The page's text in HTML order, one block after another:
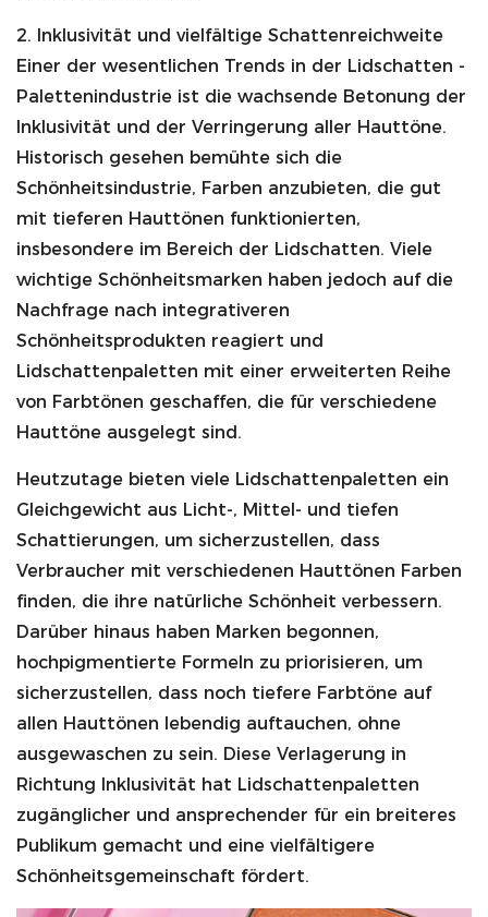
2. Inklusivität und vielfältige Schattenreichweite
Einer der wesentlichen Trends in der Lidschatten -
Palettenindustrie ist die wachsende Betonung der
Inklusivität und der Verringerung aller Hauttöne.
Historisch gesehen bemühte sich die
Schönheitsindustrie, Farben anzubieten, die gut
mit tieferen Hauttönen funktionierten,
insbesondere im Bereich der Lidschatten. Viele
wichtige Schönheitsmarken haben jedoch auf die
Nachfrage nach integrativeren
Schönheitsprodukten reagiert und
Lidschattenpaletten mit einer erweiterten Reihe
von Farbtönen geschaffen, die für verschiedene
Hauttöne ausgelegt sind.
Heutzutage bieten viele Lidschattenpaletten ein
Gleichgewicht aus Licht-, Mittel- und tiefen
Schattierungen, um sicherzustellen, dass
Verbraucher mit verschiedenen Hauttönen Farben
finden, die ihre natürliche Schönheit verbessern.
Darüber hinaus haben Marken begonnen,
hochpigmentierte Formeln zu priorisieren, um
sicherzustellen, dass noch tiefere Farbtöne auf
allen Hauttönen lebendig auftauchen, ohne
ausgewaschen zu sein. Diese Verlagerung in
Richtung Inklusivität hat Lidschattenpaletten
zugänglicher und ansprechender für ein breiteres
Publikum gemacht und eine vielfältigere
Schönheitsgemeinschaft fördert.